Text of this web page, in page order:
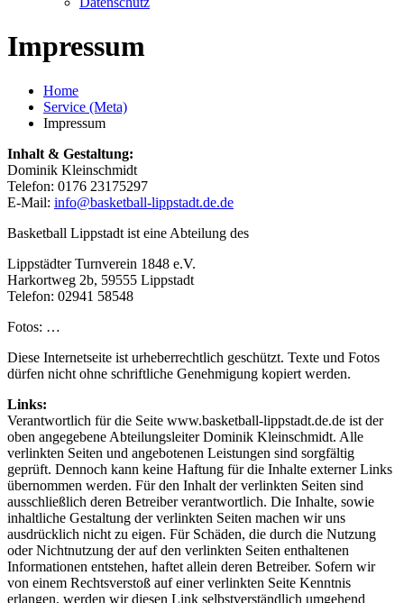
Impressum
Home
Service (Meta)
Impressum
Inhalt & Gestaltung:
Dominik Kleinschmidt
Telefon: 0176 23175297
E-Mail: info@basketball-lippstadt.de.de
Basketball Lippstadt ist eine Abteilung des
Lippstädter Turnverein 1848 e.V.
Harkortweg 2b, 59555 Lippstadt
Telefon: 02941 58548
Fotos: …
Diese Internetseite ist urheberrechtlich geschützt. Texte und Fotos
dürfen nicht ohne schriftliche Genehmigung kopiert werden.
Links:
Verantwortlich für die Seite www.basketball-lippstadt.de.de ist der
oben angegebene Abteilungsleiter Dominik Kleinschmidt. Alle
verlinkten Seiten und angebotenen Leistungen sind sorgfältig
geprüft. Dennoch kann keine Haftung für die Inhalte externer Links
übernommen werden. Für den Inhalt der verlinkten Seiten sind
ausschließlich deren Betreiber verantwortlich. Die Inhalte, sowie
inhaltliche Gestaltung der verlinkten Seiten machen wir uns
ausdrücklich nicht zu eigen. Für Schäden, die durch die Nutzung
oder Nichtnutzung der auf den verlinkten Seiten enthaltenen
Informationen entstehen, haftet allein deren Betreiber. Sofern wir
von einem Rechtsverstoß auf einer verlinkten Seite Kenntnis
erlangen, werden wir diesen Link selbstverständlich umgehend